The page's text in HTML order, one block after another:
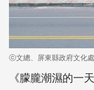
ⓒ文總、屏東縣政府文化處
《朦朧潮濕的一